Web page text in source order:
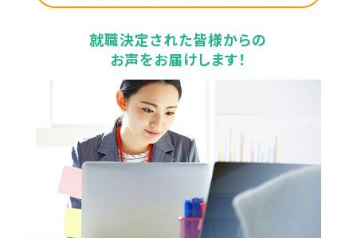
就職決定された皆様からの
お声をお届けします！